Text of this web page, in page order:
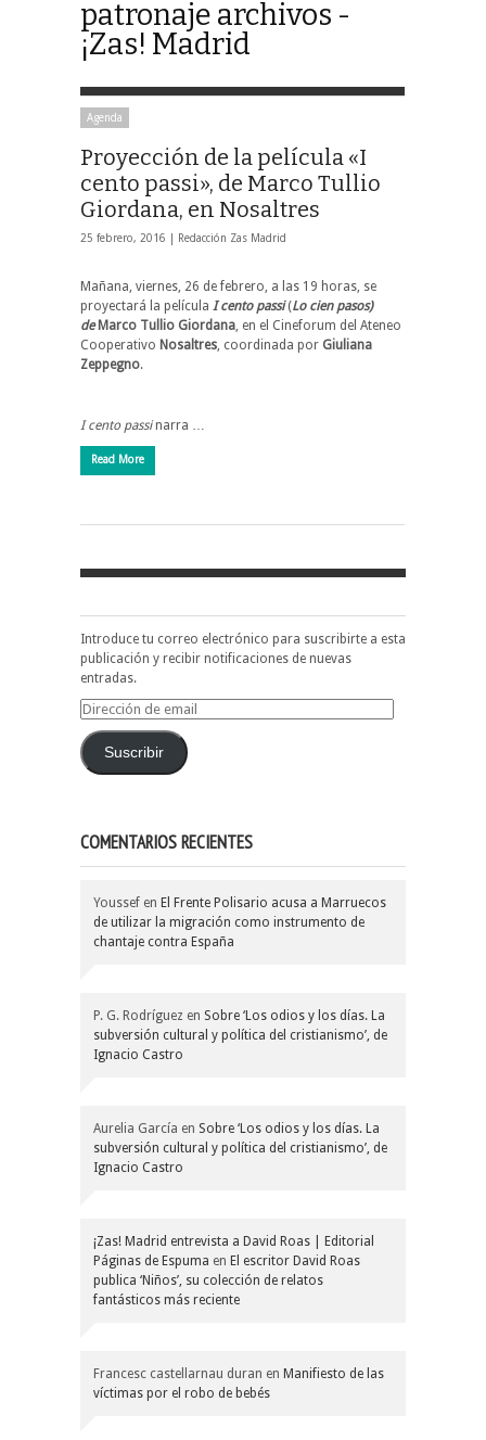
patronaje archivos -
¡Zas! Madrid
Agenda
Proyección de la película «I
cento passi», de Marco Tullio
Giordana, en Nosaltres
25 febrero, 2016 | Redacción Zas Madrid
Mañana, viernes, 26 de febrero, a las 19 horas, se
proyectará la película I cento passi(Lo cien pasos)
de Marco Tullio Giordana , en el Cineforum del Ateneo
Cooperativo Nosaltres , coordinada por Giuliana
Zeppegno.
I cento passinarra …
Read More
Introduce tu correo electrónico para suscribirte a esta
publicación y recibir notificaciones de nuevas
entradas.
Dirección
emailSuscribir
COMENTARIOS RECIENTES
Youssef en El Frente Polisario acusa a Marruecos
de utilizar la migración como instrumento de
chantaje contra España
P. G. Rodríguez en Sobre ‘Los odios y los días. La
subversión cultural y política del cristianismo’, de
Ignacio Castro
Aurelia García en Sobre ‘Los odios y los días. La
subversión cultural y política del cristianismo’, de
Ignacio Castro
¡Zas! Madrid entrevista a David Roas | Editorial
Páginas de Espuma en El escritor David Roas
publica ‘Niños’, su colección de relatos
fantásticos más reciente
Francesc castellarnau duran en Manifiesto de las
víctimas por el robo de bebés